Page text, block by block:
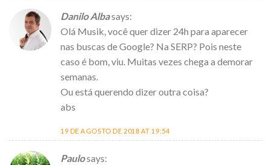
Danilo Albasays:
Olá Musik, você quer dizer 24h para aparecer
nas buscas de Google? Na SERP? Pois neste
caso é bom, viu. Muitas vezes chega a demorar
semanas.
Ou está querendo dizer outra coisa?
abs
19 DE AGOSTO DE 2018 AT 19:54
Paulosays: